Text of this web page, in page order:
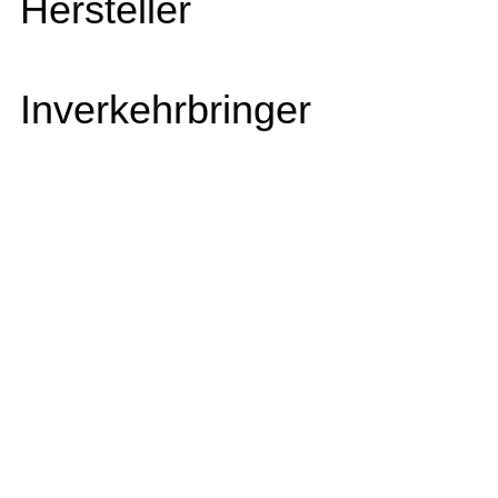
Hersteller
Inverkehrbringer